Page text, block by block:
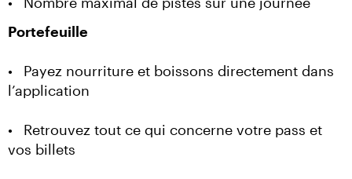
Portefeuille
•	Payez nourriture et boissons directement dans
l’application
•	Retrouvez tout ce qui concerne votre pass et
vos billets